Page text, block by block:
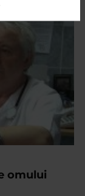
omului